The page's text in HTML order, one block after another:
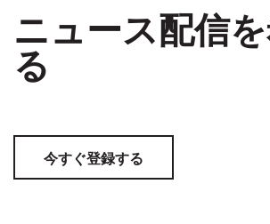
ニュース配信
る
今すぐ登録する